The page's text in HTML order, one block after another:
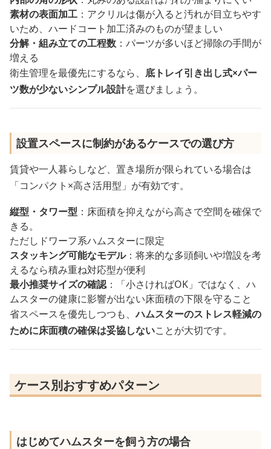
素材の表面加工 ：アクリルは傷が入ると汚れが目立ちやす
いため、ハードコート加工済みのものが望ましい
分解・組み立ての工程数 ：パーツが多いほど掃除の手間が
増える
衛生管理を最優先にするなら、 底トレイ引き出し式×パー
ツ数が少ないシンプル設計を選びましょう。
設置スペースに制約があるケースでの選び方
賃貸や一人暮らしなど、置き場所が限られている場合は
「コンパクト×高さ活用型」が有効です。
縦型・タワー型 ：床面積を抑えながら高さで空間を確保で
きる。
ただしドワーフ系ハムスターに限定
スタッキング可能なモデル：将来的な多頭飼いや増設を考
えるなら積み重ね対応型が便利
最小推奨サイズの確認：「小さければOK」ではなく、ハ
ムスターの健康に影響が出ない床面積の下限を守ること
省スペースを優先しつつも、ハムスターのストレス軽減の
ために床面積の確保は妥協しないことが大切です。
ケース別おすすめパターン
はじめてハムスターを飼う方の場合